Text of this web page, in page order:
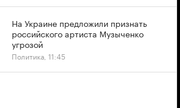
На Украине предложили признать
российского артиста Музыченко
угрозой
Политика, 11:45